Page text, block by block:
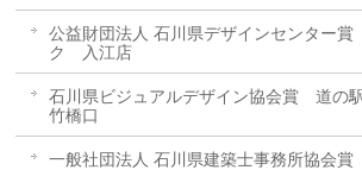
公益財団法人 石川県デザインセンター
ク 入江店
石川県ビジュアルデザイン協会賞 道の
竹橋口
一般社団法人 石川県建築士事務所協会賞